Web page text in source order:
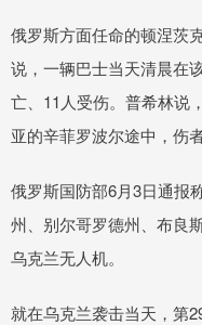
俄罗斯方面任命的顿涅茨
说，一辆巴士当天清晨在
亡、11人受伤。普希林说
亚的辛菲罗波尔途中，伤
俄罗斯国防部6月3日通报
州、别尔哥罗德州、布良
乌克兰无人机。
就在乌克兰袭击当天，第